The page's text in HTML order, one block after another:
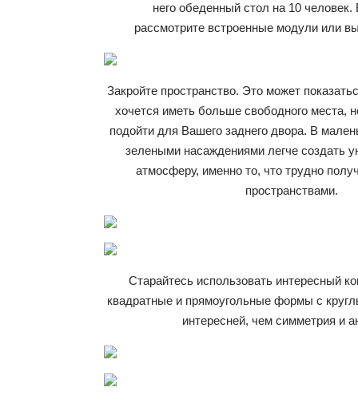
него обеденный стол на 10 человек.
рассмотрите встроенные модули или
Закройте пространство. Это может
хочется иметь больше свободного места,
подойти для Вашего заднего двора. В
зелеными насаждениями легче создать
атмосферу, именно то, что трудно
пространствами.
Старайтесь использовать интересный
квадратные и прямоугольные формы с
интересней, чем симметрия и